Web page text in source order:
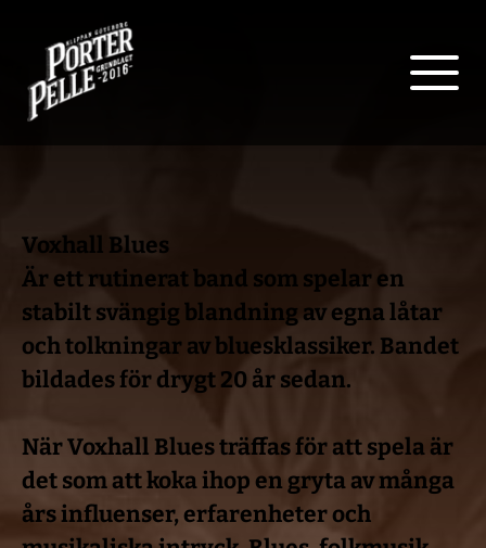
Voxhall Blues
Är ett rutinerat band som spelar en
stabilt svängig blandning av egna låtar
och tolkningar av bluesklassiker. Bandet
bildades för drygt 20 år sedan.
När Voxhall Blues träffas för att spela är
det som att koka ihop en gryta av många
års influenser, erfarenheter och